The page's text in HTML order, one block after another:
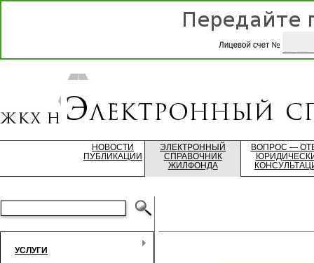
НОВОСТИ
ПУБЛИКАЦИИ
ЭЛЕКТРОННЫЙ
СПРАВОЧНИК
ЖИЛФОНДА
ВОПРОС —
УСЛУГИ